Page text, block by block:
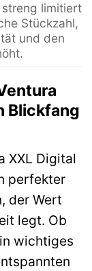
limitiert
Stückzahl,
und den
Blickfang
XXL Digital
perfekter
der Wert
legt. Ob
wichtiges